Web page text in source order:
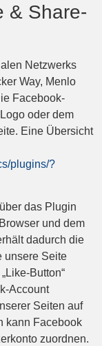
& Share-
Netzwerks
Way, Menlo
Facebook-
oder dem
Eine Übersicht
plugins/?
das Plugin
und dem
dadurch die
unsere Seite
Button“
Account
Seiten auf
kann Facebook
zuordnen.